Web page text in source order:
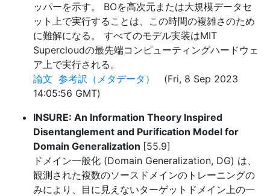
ッパーを示す。 BOを高次元または大規模データセ
ット上で実行することは、この時間の複雑さのため
に難解になる。 すべてのモデル実装はMIT
Supercloudの最先端コンピューティングハードウェ
ア上で実行される。
論文 参考訳（メタデータ）
(Fri, 8 Sep 2023
14:05:56 GMT)
INSURE: An Information Theory Inspired
Disentanglement and Purification Model for
Domain Generalization [55.9]
ドメイン一般化 (Domain Generalization, DG) は、
観測された複数のソースドメインのトレーニングの
みにより、目に見えないターゲットドメイン上の一